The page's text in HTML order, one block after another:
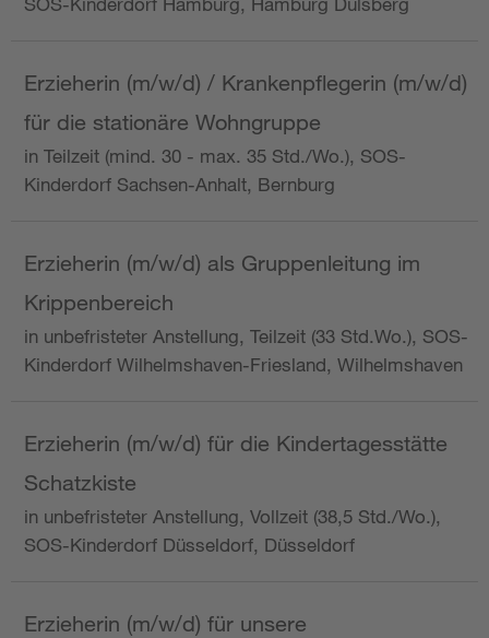
Erzieherin (m/w/d) / Krankenpflegerin (m/w/d)
für die stationäre Wohngruppe
in Teilzeit (mind. 30 - max. 35 Std./Wo.), SOS-
Kinderdorf Sachsen-Anhalt, Bernburg
Erzieherin (m/w/d) als Gruppenleitung im
Krippenbereich
in unbefristeter Anstellung, Teilzeit (33 Std.Wo.), SOS-
Kinderdorf Wilhelmshaven-Friesland, Wilhelmshaven
Erzieherin (m/w/d) für die Kindertagesstätte
Schatzkiste
in unbefristeter Anstellung, Vollzeit (38,5 Std./Wo.),
SOS-Kinderdorf Düsseldorf, Düsseldorf
Erzieherin (m/w/d) für unsere